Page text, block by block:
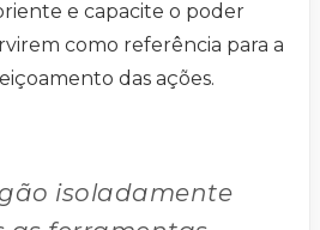
e capacite o poder
como referência para a
das ações.
isoladamente